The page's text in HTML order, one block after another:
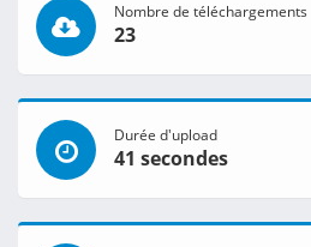
Nombre de téléchargements
23
Durée d'upload
41 secondes